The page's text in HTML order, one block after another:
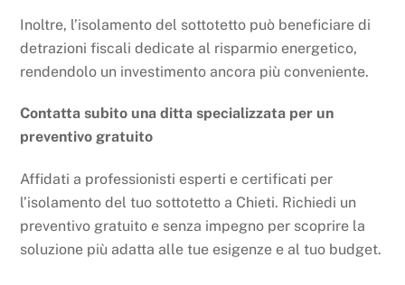
Inoltre, l’isolamento del sottotetto può beneficiare di
detrazioni fiscali dedicate al risparmio energetico,
rendendolo un investimento ancora più conveniente.
Contatta subito una ditta specializzata per un
preventivo gratuito
Affidati a professionisti esperti e certificati per
l’isolamento del tuo sottotetto a Chieti. Richiedi un
preventivo gratuito e senza impegno per scoprire la
soluzione più adatta alle tue esigenze e al tuo budget.